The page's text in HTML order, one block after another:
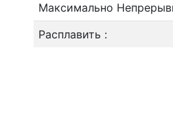
Максимально
Расплавить :